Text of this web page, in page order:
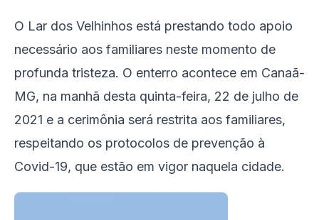
O Lar dos Velhinhos está prestando todo apoio
necessário aos familiares neste momento de
profunda tristeza. O enterro acontece em Canaã-
MG, na manhã desta quinta-feira, 22 de julho de
2021 e a cerimônia será restrita aos familiares,
respeitando os protocolos de prevenção à
Covid-19, que estão em vigor naquela cidade.